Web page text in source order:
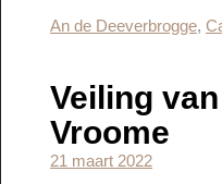
An de Deeverbrogge,
Veiling
Vroome
21 maart 2022